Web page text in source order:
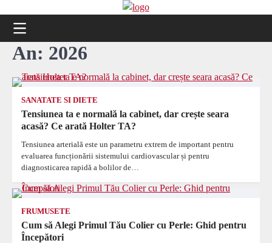
content
An: 2026
SANATATE SI DIETE
Tensiunea ta e normală la cabinet, dar crește seara
acasă? Ce arată Holter TA?
Tensiunea arterială este un parametru extrem de important pentru
evaluarea funcționării sistemului cardiovascular și pentru
diagnosticarea rapidă a bolilor de…
FRUMUSETE
Cum să Alegi Primul Tău Colier cu Perle: Ghid pentru
Începători